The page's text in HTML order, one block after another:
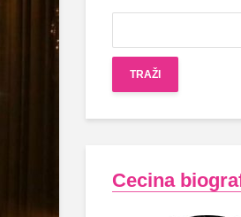
Cecina